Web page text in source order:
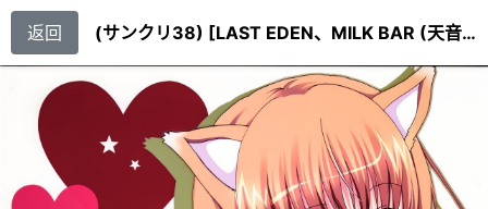
返回 (サンクリ38) [LAST EDEN、MILK BAR (天音真理、シロガネヒナ)] ローズマリー (狼と香辛料)